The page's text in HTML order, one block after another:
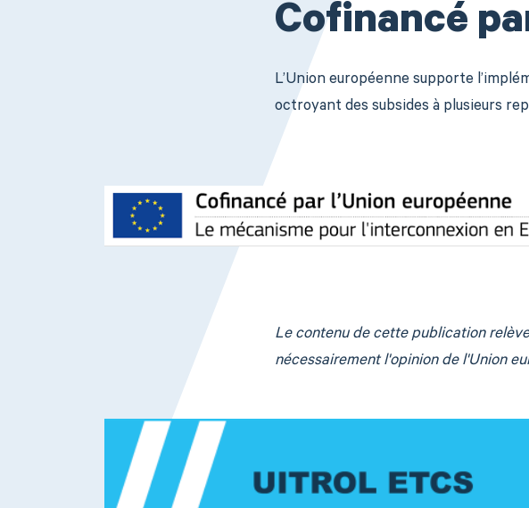
Cofinancé
L’Union européenne supporte
octroyant des subsides à plusieurs
Le contenu de cette publication
nécessairement l'opinion de l'Union